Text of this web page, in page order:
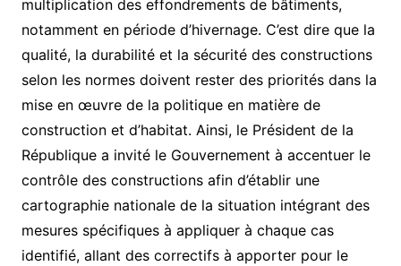
multiplication des effondrements de bâtiments,
notamment en période d’hivernage. C’est dire que la
qualité, la durabilité et la sécurité des constructions
selon les normes doivent rester des priorités dans la
mise en œuvre de la politique en matière de
construction et d’habitat. Ainsi, le Président de la
République a invité le Gouvernement à accentuer le
contrôle des constructions afin d’établir une
cartographie nationale de la situation intégrant des
mesures spécifiques à appliquer à chaque cas
identifié, allant des correctifs à apporter pour le